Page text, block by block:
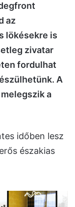
az
lökésekre is
zivatar
fordulhat
A
a
időben lesz
északias